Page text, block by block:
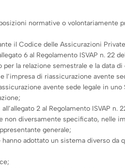
normative o volontariamente
il Codice delle Assicurazioni
6 al Regolamento ISVAP n. 22
la relazione semestrale e la data
l’impresa di riassicurazione avente
avente sede legale in
2 al Regolamento ISVAP n.
diversamente specificato, nelle
generale;
adottato un sistema diverso